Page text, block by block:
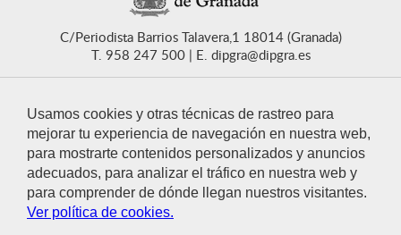
Usamos cookies y otras técnicas de rastreo para
mejorar tu experiencia de navegación en nuestra web,
para mostrarte contenidos personalizados y anuncios
adecuados, para analizar el tráfico en nuestra web y
para comprender de dónde llegan nuestros visitantes.
Ver política de cookies.
C/Periodista Barrios Talavera,1 18014 (Granada)
T. 958 247 500
E. dipgra@dipgra.es
CONTACTO